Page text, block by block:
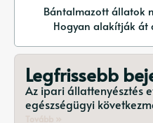
Bántalmazott állatok
Hogyan alakítják át
menhelyek
Legfrissebb
Az ipari állattenyésztés
egészségügyi